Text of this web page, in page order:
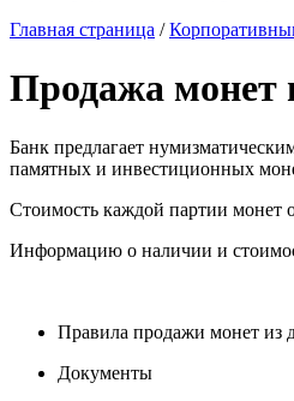
Главная страница /
Продажа монет
Банк предлагает
памятных и инвестиционных
Стоимость каждой партии монет
Информацию о наличии и
Правила продажи монет из
Документы